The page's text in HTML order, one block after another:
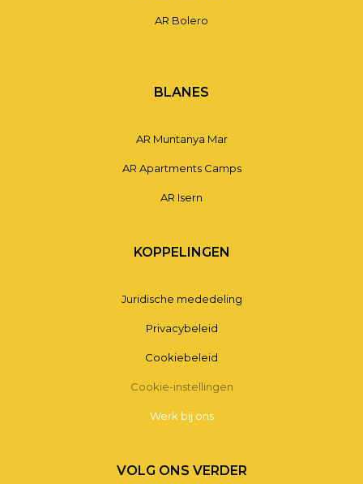
AR Bolero
BLANES
AR Muntanya Mar
AR Apartments Camps
AR Isern
KOPPELINGEN
Juridische mededeling
Privacybeleid
Cookiebeleid
Cookie-instellingen
Werk bij ons
VOLG ONS VERDER